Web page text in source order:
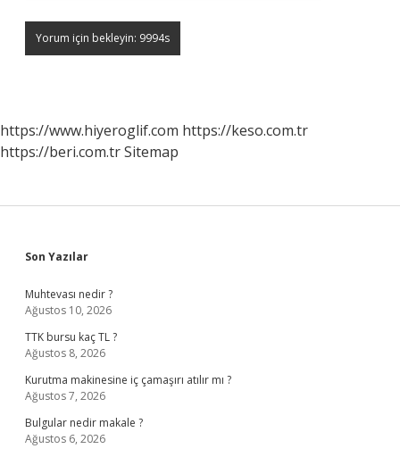
https://www.hiyeroglif.com https://keso.com.tr
https://beri.com.trSitemap
Sidebar
Son Yazılar
Muhtevası nedir ?
Ağustos 10, 2026
TTK bursu kaç TL ?
Ağustos 8, 2026
Kurutma makinesine iç çamaşırı atılır mı ?
Ağustos 7, 2026
Bulgular nedir makale ?
Ağustos 6, 2026